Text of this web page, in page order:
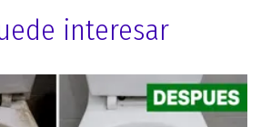
interesar